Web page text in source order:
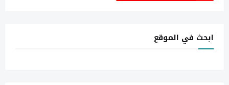
ابحث في الموقع